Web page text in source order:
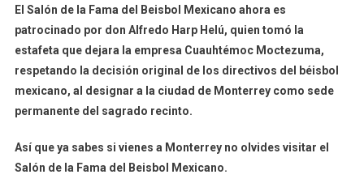
El Salón de la Fama del Beisbol Mexicano ahora es
patrocinado por don Alfredo Harp Helú, quien tomó la
estafeta que dejara la empresa Cuauhtémoc Moctezuma,
respetando la decisión original de los directivos del béisbol
mexicano, al designar a la ciudad de Monterrey como sede
permanente del sagrado recinto.
Así que ya sabes si vienes a Monterrey no olvides visitar el
Salón de la Fama del Beisbol Mexicano.